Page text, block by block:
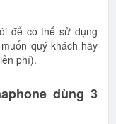
để có thể sử dụng
quý khách hãy
phí).
dùng 3